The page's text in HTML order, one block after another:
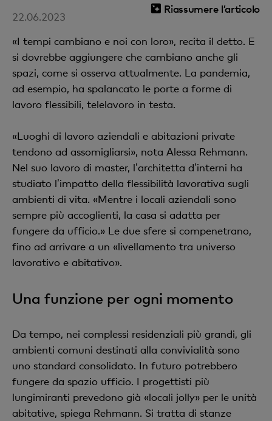
Riassumere l’articolo
22.06.2023
«I tempi cambiano e noi con loro», recita il detto. E
si dovrebbe aggiungere che cambiano anche gli
spazi, come si osserva attualmente. La pandemia,
ad esempio, ha spalancato le porte a forme di
lavoro flessibili, telelavoro in testa.
«Luoghi di lavoro aziendali e abitazioni private
tendono ad assomigliarsi», nota Alessa Rehmann.
Nel suo lavoro di master, lʼarchitetta dʼinterni ha
studiato lʼimpatto della flessibilità lavorativa sugli
ambienti di vita. «Mentre i locali aziendali sono
sempre più accoglienti, la casa si adatta per
fungere da ufficio.» Le due sfere si compenetrano,
fino ad arrivare a un «livellamento tra universo
lavorativo e abitativo».
Una funzione per ogni momento
Da tempo, nei complessi residenziali più grandi, gli
ambienti comuni destinati alla convivialità sono
uno standard consolidato. In futuro potrebbero
fungere da spazio ufficio. I progettisti più
lungimiranti prevedono già «locali jolly» per le unità
abitative, spiega Rehmann. Si tratta di stanze